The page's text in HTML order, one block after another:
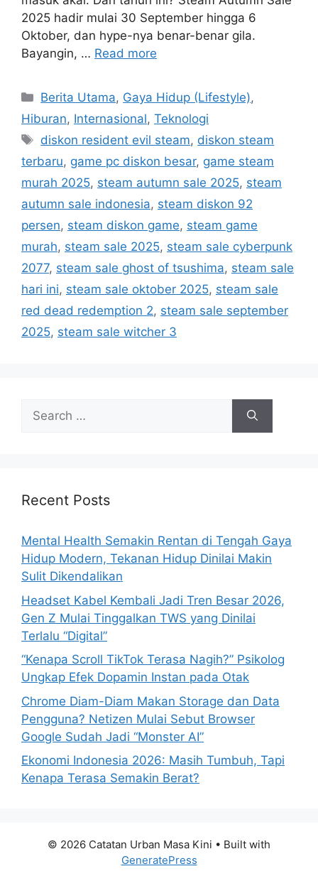
2025 hadir mulai 30 September hingga 6
Oktober, dan hype-nya benar-benar gila.
Bayangin, … Read more
C
a
e
g
o
r
i
s
Berita Utama, Gaya Hidup (Lifestyle),
Hiburan, Internasional, Teknologi
T
a
s
diskon resident evil steam, diskon steam
terbaru, game pc diskon besar, game steam
murah 2025, steam autumn sale 2025, steam
autumn sale indonesia, steam diskon 92
persen, steam diskon game, steam game
murah, steam sale 2025, steam sale cyberpunk
2077, steam sale ghost of tsushima, steam sale
hari ini, steam sale oktober 2025, steam sale
red dead redemption 2, steam sale september
2025, steam sale witcher 3
h
r
:
Recent Posts
Mental Health Semakin Rentan di Tengah Gaya
Hidup Modern, Tekanan Hidup Dinilai Makin
Sulit Dikendalikan
Headset Kabel Kembali Jadi Tren Besar 2026,
Gen Z Mulai Tinggalkan TWS yang Dinilai
Terlalu “Digital”
“Kenapa Scroll TikTok Terasa Nagih?” Psikolog
Ungkap Efek Dopamin Instan pada Otak
Chrome Diam-Diam Makan Storage dan Data
Pengguna? Netizen Mulai Sebut Browser
Google Sudah Jadi “Monster AI”
Ekonomi Indonesia 2026: Masih Tumbuh, Tapi
Kenapa Terasa Semakin Berat?
© 2026 Catatan Urban Masa Kini • Built with
GeneratePress